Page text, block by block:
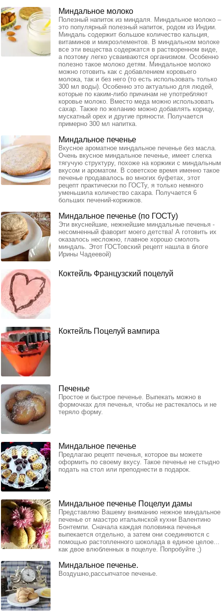
Миндальное молоко
Полезный напиток из миндаля. Миндальное молоко –
это популярный полезный напиток, родом из Индии.
Миндаль содержит большое количество кальция,
витаминов и микроэлементов. В миндальном молоке
все эти вещества содержатся в растворенном виде,
а поэтому легко усваиваются организмом. Особенно
полезно такое молоко детям. Миндальное молоко
можно готовить как с добавлением коровьего
молока, так и без него (то есть использовать только
300 мл воды). Особенно это актуально для людей,
которые по каким-либо причинам не употребляют
коровье молоко. Вместо меда можно использовать
сахар. Также по желанию можно добавлять корицу,
мускатный орех и другие пряности. Получается
примерно 300 мл напитка.
Миндальное печенье
Вкусное ароматное миндальное печенье без масла.
Очень вкусное миндальное печенье, имеет слегка
тягучую структуру, похоже на коржики с миндальным
вкусом и ароматом. В советское время именно такое
печенье продавалось во многих буфетах, этот
рецепт практически по ГОСТу, я только немного
уменьшила количество сахара. Получается 6
больших печений-коржиков.
Миндальное печенье (по ГОСТу)
Эти вкуснейшие, нежнейшие миндальные печенья -
несомненный фаворит моего детства! А готовить их
оказалось несложно, главное хорошо смолоть
миндаль. Этот ГОСТовский рецепт нашла в блоге
Ирины Чадеевой)
Коктейль Французский поцелуй
Коктейль Поцелуй вампира
Печенье
Простое и быстрое печенье. Выпекать можно в
формочках для печенья, чтобы не растекалось и не
теряло форму.
Миндальное печенье
Предлагаю рецепт печенья, которое вы можете
оформить по своему вкусу. Такое печенье не стыдно
подать на стол или преподнести в подарок.
Миндальное печенье Поцелуи дамы
Представляю Вашему вниманию нежное миндальное
печенье от маэстро итальянской кухни Валентино
Бонтемпи. Сначала каждая половинка печенья
выпекается отдельно, а затем они соединяются с
помощью растопленного шоколада в единое целое...
как двое влюбленных в поцелуе. Попробуйте ;)
Миндальное печенье.
Воздушно,рассыпчатое печенье.